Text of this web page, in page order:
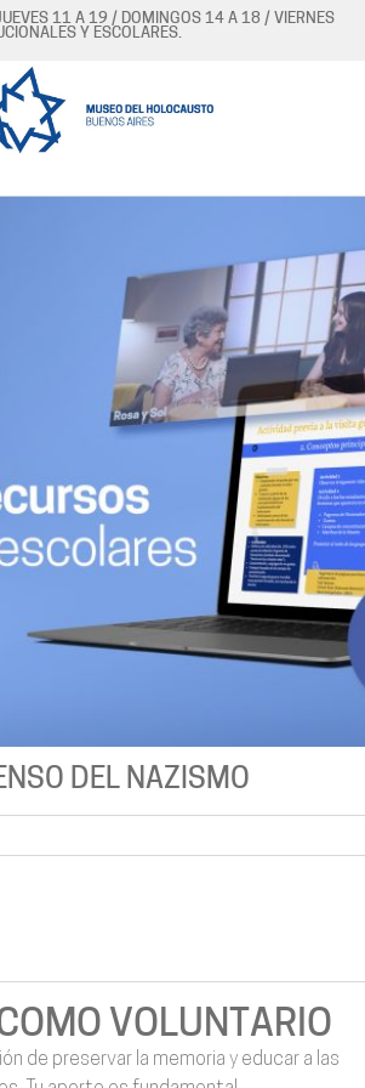
11 A 19 / DOMINGOS 14 A 18 / VIERNES
Y ESCOLARES.
DEL NAZISMO
VOLUNTARIO
de preservar la memoria y educar a las